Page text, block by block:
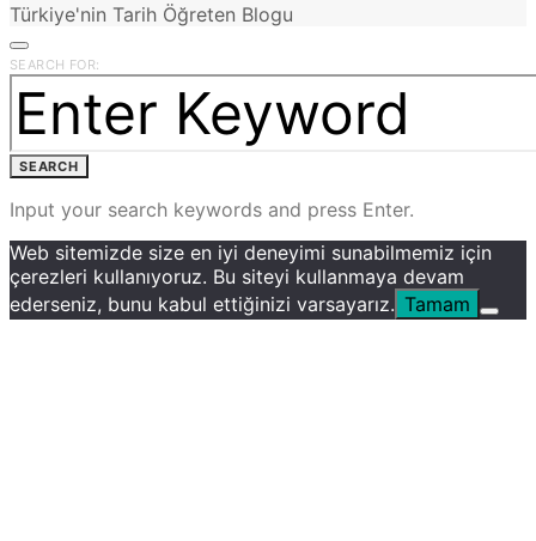
Türkiye'nin Tarih Öğreten Blogu
SEARCH FOR:
SEARCH
Input your search keywords and press Enter.
Web sitemizde size en iyi deneyimi sunabilmemiz için
çerezleri kullanıyoruz. Bu siteyi kullanmaya devam
ederseniz, bunu kabul ettiğinizi varsayarız. Tamam